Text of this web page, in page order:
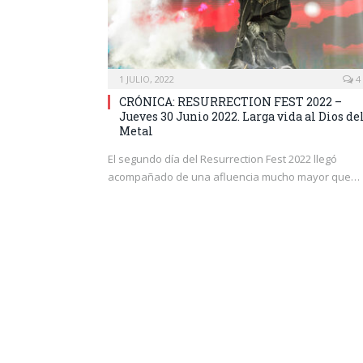
1 JULIO, 2022 4
CRÓNICA: RESURRECTION FEST 2022 –
Jueves 30 Junio 2022. Larga vida al Dios
Metal
El segundo día del Resurrection Fest 2022 llegó
acompañado de una afluencia mucho mayor que…